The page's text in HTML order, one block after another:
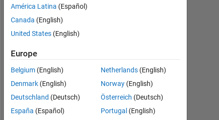
2020
0
Following:
0
Follow
América Latina (Español)
Canada (English)
United States (English)
Europe
Belgium (English)
Denmark (English)
Deutschland (Deutsch)
España (Español)
Netherlands(English)
Norway(English)
Österreich (Deutsch)
Portugal (English)